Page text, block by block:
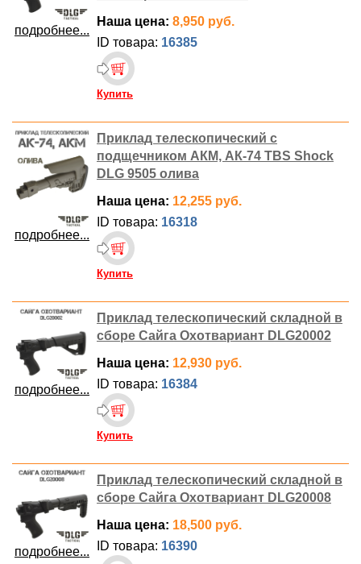
подробнее...
Наша цена: 8,950 руб.
ID товара: 16385
Купить
подробнее...
Приклад телескопический с
подщечником АКМ, АК-74 TBS Shock
DLG 9505 олива
Наша цена: 12,255 руб.
ID товара: 16318
Купить
подробнее...
Приклад телескопический складной в
сборе Сайга Охотвариант DLG20002
Наша цена: 12,930 руб.
ID товара: 16384
Купить
подробнее...
Приклад телескопический складной в
сборе Сайга Охотвариант DLG20008
Наша цена: 18,500 руб.
ID товара: 16390